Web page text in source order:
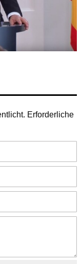
Erforderliche